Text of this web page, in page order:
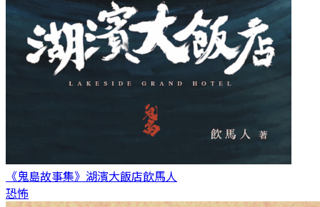
《鬼島故事集》湖濱大飯店飲馬人
恐怖